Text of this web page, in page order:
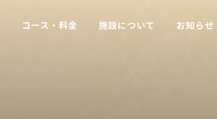
コース・料金 施設について お知らせ